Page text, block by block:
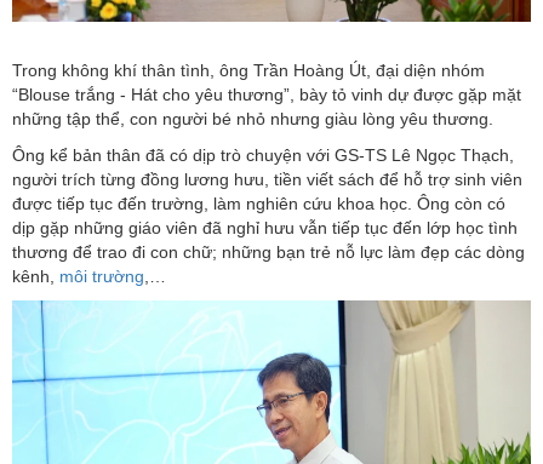
Trong không khí thân tình, ông Trần Hoàng Út, đại diện nhóm
“Blouse trắng - Hát cho yêu thương”, bày tỏ vinh dự được gặp mặt
những tập thể, con người bé nhỏ nhưng giàu lòng yêu thương.
Ông kể bản thân đã có dịp trò chuyện với GS-TS Lê Ngọc Thạch,
người trích từng đồng lương hưu, tiền viết sách để hỗ trợ sinh viên
được tiếp tục đến trường, làm nghiên cứu khoa học. Ông còn có
dịp gặp những giáo viên đã nghỉ hưu vẫn tiếp tục đến lớp học tình
thương để trao đi con chữ; những bạn trẻ nỗ lực làm đẹp các dòng
kênh, môi trường